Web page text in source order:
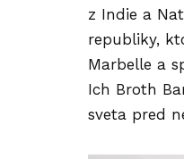
z Indie a
republiky,
Marbelle a
Ich Broth
sveta pred